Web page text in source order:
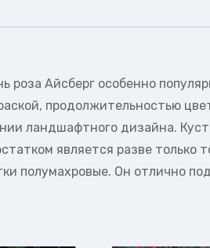
роза Айсберг особенно
продолжительностью
ландшафтного дизайна.
является разве только
полумахровые. Он отлично